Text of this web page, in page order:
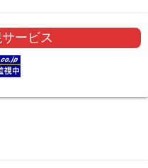
ービス